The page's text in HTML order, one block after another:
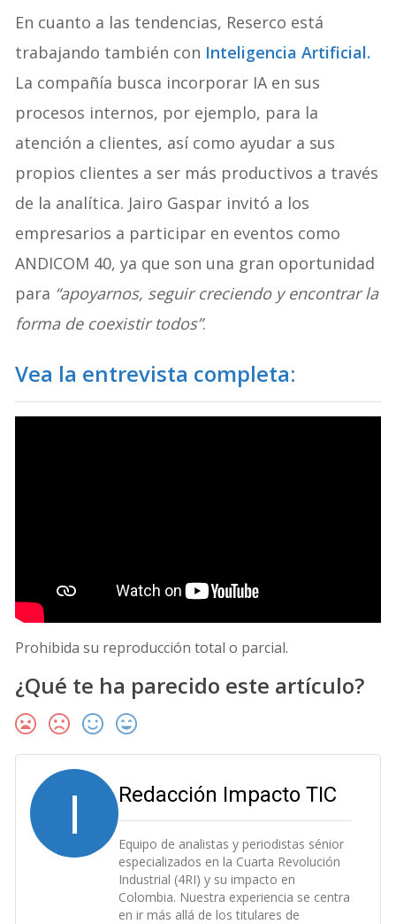
En cuanto a las tendencias, Reserco está
trabajando también con Inteligencia Artificial.
La compañía busca incorporar IA en sus
procesos internos, por ejemplo, para la
atención a clientes, así como ayudar a sus
propios clientes a ser más productivos a través
de la analítica. Jairo Gaspar invitó a los
empresarios a participar en eventos como
ANDICOM 40, ya que son una gran oportunidad
para “apoyarnos, seguir creciendo y encontrar la
forma de coexistir todos”.
Vea la entrevista completa:
Prohibida su reproducción total o parcial.
¿Qué te ha parecido este artículo?
I Redacción Impacto TIC
Equipo de analistas y periodistas sénior
especializados en la Cuarta Revolución
Industrial (4RI) y su impacto en
Colombia. Nuestra experiencia se centra
en ir más allá de los titulares de